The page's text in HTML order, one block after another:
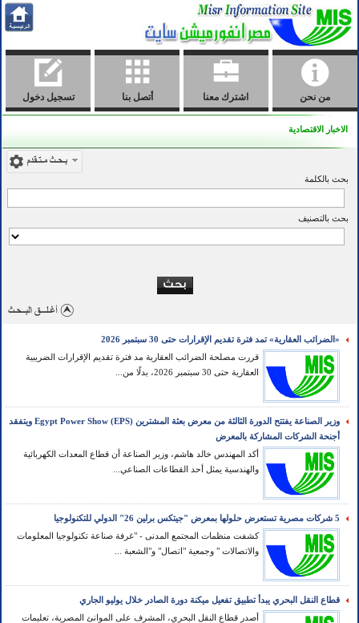
من نحن اشترك معنا أتصل بنا تسجيل دخول
الاخبار الاقتصادية
بحث بالكلمة
بحث بالتصنيف
«الضرائب العقارية» تمد فترة تقديم الإقرارات حتى 30 سبتمبر 2026
قررت مصلحة الضرائب العقارية مد فترة تقديم الإقرارات الضريبية
العقارية حتى 30 سبتمبر 2026، بدلًا من...
وزير الصناعة يفتتح الدورة الثالثة من معرض بعثة المشترين Egypt Power Show (EPS) ويتفقد
أجنحة الشركات المشاركة بالمعرض
أكد المهندس خالد هاشم، وزير الصناعة أن قطاع المعدات الكهربائية
والهندسية يمثل أحد القطاعات الصناعي...
5 شركات مصرية تستعرض حلولها بمعرض "جيتكس برلين 26" الدولي للتكنولوجيا
كشفت منظمات المجتمع المدنى - "غرفة صناعة تكنولوجيا المعلومات
والاتصالات " وجمعية "اتصال" و"الشعبة ...
قطاع النقل البحري يبدأ تطبيق تفعيل ميكنة دورة الصادر خلال يوليو الجاري
أصدر قطاع النقل البحري، المشرف على الموانئ المصرية، تعليمات